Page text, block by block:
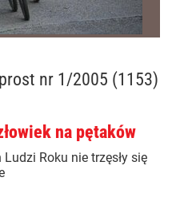
nr 1/2005 (1153)
na pętaków
Roku nie trzęsły się